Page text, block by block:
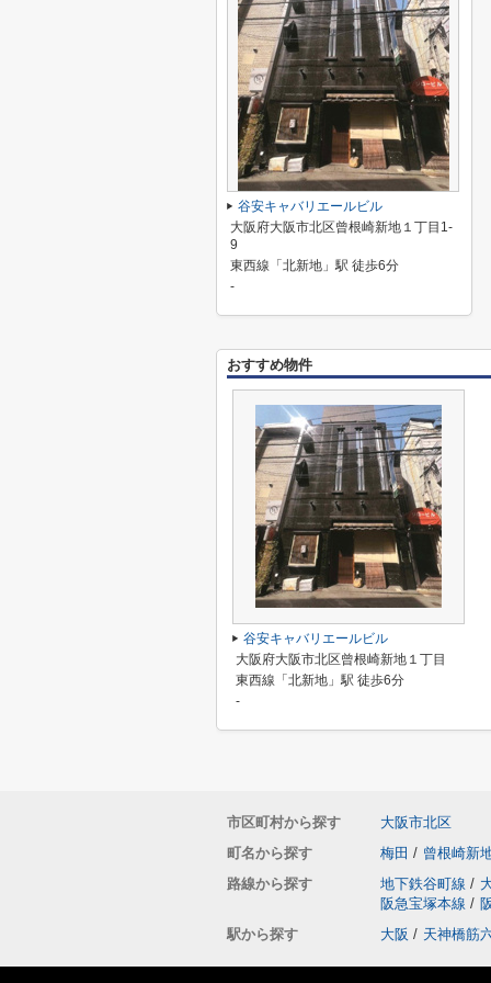
谷安キャバリエールビル
大阪府大阪市北区曾根崎新地１丁目1-
9
東西線「北新地」駅 徒歩6分
-
おすすめ物件
谷安キャバリエールビル
大阪府大阪市北区曾根崎新地１丁目
東西線「北新地」駅 徒歩6分
-
市区町村から探す
大阪市北区
町名から探す
梅田 / 曾根崎新
路線から探す
地下鉄谷町線 /
阪急宝塚本線 /
駅から探す
大阪 / 天神橋筋